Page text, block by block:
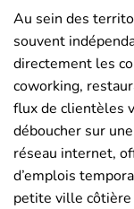
Au sein des
souvent
directement les
coworking,
flux de clientèles
déboucher sur
réseau internet,
d’emplois
petite ville côtière